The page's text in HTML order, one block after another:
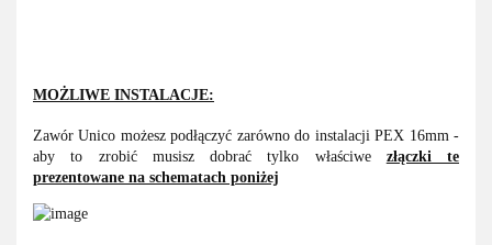
MOŻLIWE INSTALACJE:
Zawór Unico możesz podłączyć zarówno do instalacji PEX 16mm -
aby to zrobić musisz dobrać tylko właściwe złączki te
prezentowane na schematach poniżej